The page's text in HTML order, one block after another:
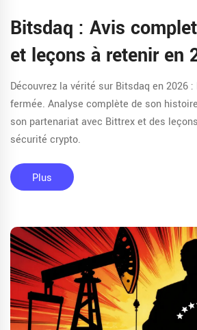
Bitsdaq : Avis
et leçons à retenir en
Découvrez la vérité sur Bitsdaq en 2026
fermée. Analyse complète de son
son partenariat avec Bittrex et des
sécurité crypto.
Plus